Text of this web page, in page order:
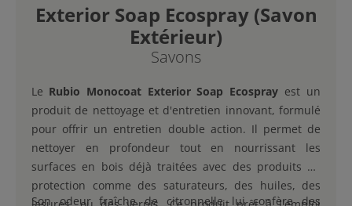
Exterior Soap Ecospray (Savon
Extérieur)
Savons
Le Rubio Monocoat Exterior Soap Ecospray est un
produit de nettoyage et d'entretien innovant, formulé
pour offrir un entretien double action. Il permet de
nettoyer en profondeur tout en nourrissant les
surfaces en bois déjà traitées avec des produits de
protection comme des saturateurs, des huiles, des
Son odeur fraîche de citronnelle lui confère des